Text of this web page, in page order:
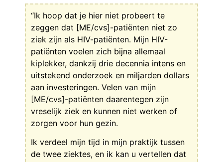
“Ik hoop dat je hier niet probeert te
zeggen dat [ME/cvs]-patiënten niet zo
ziek zijn als HIV-patiënten. Mijn HIV-
patiënten voelen zich bijna allemaal
kiplekker, dankzij drie decennia intens en
uitstekend onderzoek en miljarden dollars
aan investeringen. Velen van mijn
[ME/cvs]-patiënten daarentegen zijn
vreselijk ziek en kunnen niet werken of
zorgen voor hun gezin.
Ik verdeel mijn tijd in mijn praktijk tussen
de twee ziektes, en ik kan u vertellen dat